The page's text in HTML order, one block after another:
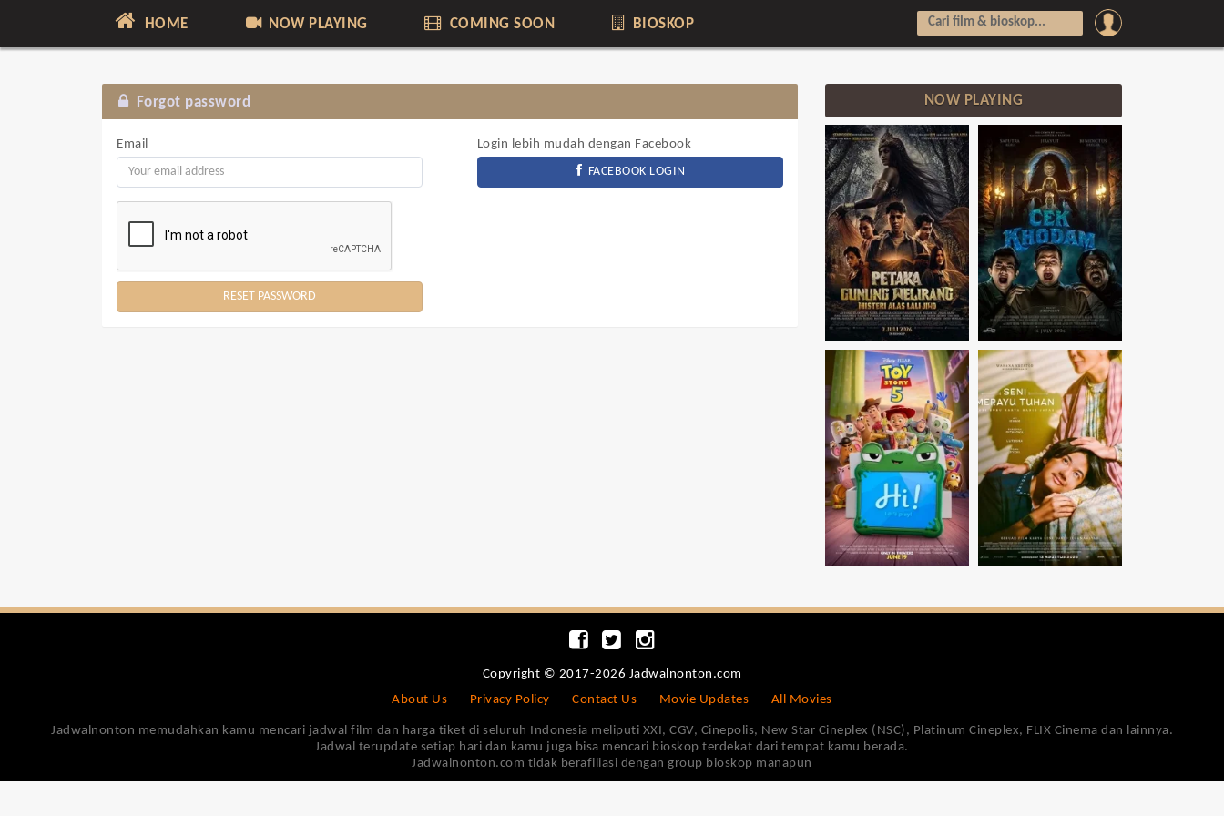
HOME NOW PLAYING COMING SOON BIOSKOP
Forgot password
Email
Login lebih mudah dengan Facebook
FACEBOOK LOGIN
NOW PLAYING
Copyright © 2017-2026 Jadwalnonton.com
About Us
Privacy Policy Contact Us Movie Updates All Movies
Jadwalnonton memudahkan kamu mencari jadwal film dan harga tiket di seluruh Indonesia meliputi XXI, CGV, Cinepolis, New Star Cineplex (NSC), Platinum Cineplex, FLIX Cinema dan lainnya.
Jadwal terupdate setiap hari dan kamu juga bisa mencari bioskop terdekat dari tempat kamu berada.
Jadwalnonton.com tidak berafiliasi dengan group bioskop manapun